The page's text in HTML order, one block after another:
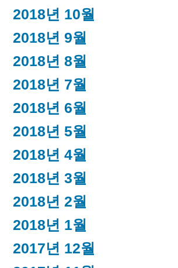
2018년 10월
2018년 9월
2018년 8월
2018년 7월
2018년 6월
2018년 5월
2018년 4월
2018년 3월
2018년 2월
2018년 1월
2017년 12월